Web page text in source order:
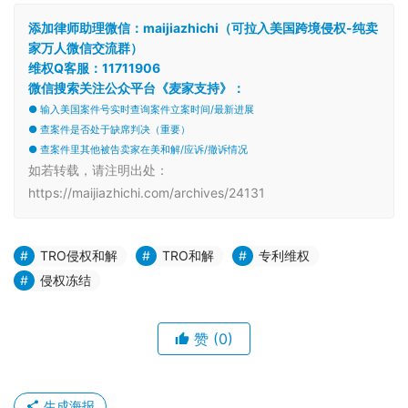
添加律师助理微信：maijiazhichi（可拉入美国跨境侵权-纯卖
家万人微信交流群）
维权Q客服：11711906
微信搜索关注公众平台《麦家支持》：
● 输入美国案件号实时查询案件立案时间/最新进展
● 查案件是否处于缺席判决（重要）
● 查案件里其他被告卖家在美和解/应诉/撤诉情况
如若转载，请注明出处：
https://maijiazhichi.com/archives/24131
TRO侵权和解 TRO和解
专利维权
侵权冻结
赞 (0)